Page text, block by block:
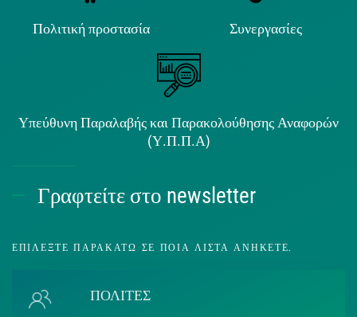
Πολιτική προστασία Συνεργασίες
Υπεύθυνη Παραλαβής και Παρακολούθησης Αναφορών
(Υ.Π.Π.Α)
Γραφτείτε στο newsletter
ΕΠΙΛΈΞΤΕ ΠΑΡΑΚΆΤΩ ΣΕ ΠΟΙΑ ΛΊΣΤΑ ΑΝΉΚΕΤΕ.
ΠΟΛΙΤΕΣ